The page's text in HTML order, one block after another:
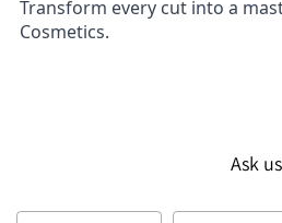
Transform every cut into a
Cosmetics.
Ask